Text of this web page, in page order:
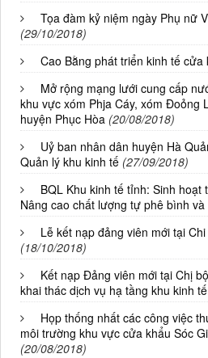
Tọa đàm kỷ niệm ngày Phụ nữ
(29/10/2018)
Cao Bằng phát triển kinh tế cửa
Mở rộng mạng lưới cung cấp
khu vực xóm Phja Cáy, xóm Đoỏng
huyện Phục Hòa (20/08/2018)
Uỷ ban nhân dân huyện Hà
Quản lý khu kinh tế (27/09/2018)
BQL Khu kinh tế tỉnh: Sinh hoạt
Nâng cao chất lượng tự phê bình
Lễ kết nạp đảng viên mới tại
(18/10/2018)
Kết nạp Đảng viên mới tại Chị
khai thác dịch vụ hạ tầng khu kinh tế
Họp thống nhất các công việc
môi trường khu vực cửa khẩu Sóc
(20/08/2018)